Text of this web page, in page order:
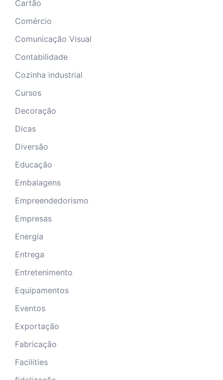
Cartão
Comércio
Comunicação Visual
Contabilidade
Cozinha industrial
Cursos
Decoração
Dicas
Diversão
Educação
Embalagens
Empreendedorismo
Empresas
Energia
Entrega
Entretenimento
Equipamentos
Eventos
Exportação
Fabricação
Facilities